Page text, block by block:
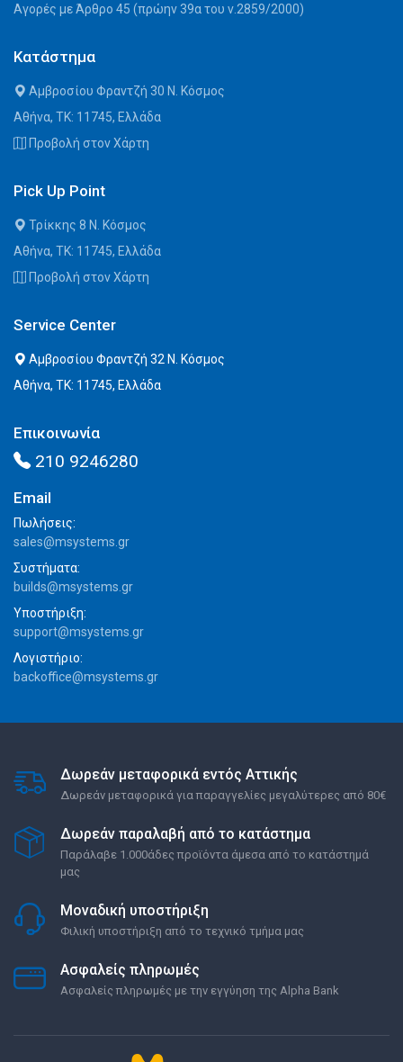
Αγορές με Άρθρο 45 (πρώην 39α του ν.2859/2000)
Κατάστημα
Αμβροσίου Φραντζή 30 Ν. Κόσμος
Αθήνα, ΤΚ: 11745, Ελλάδα
Προβολή στον Χάρτη
Pick Up Point
Τρίκκης 8 Ν. Κόσμος
Αθήνα, ΤΚ: 11745, Ελλάδα
Προβολή στον Χάρτη
Service Center
Αμβροσίου Φραντζή 32 Ν. Κόσμος
Αθήνα, ΤΚ: 11745, Ελλάδα
Επικοινωνία
210 9246280
Email
Πωλήσεις:
sales@msystems.gr
Συστήματα:
builds@msystems.gr
Υποστήριξη:
support@msystems.gr
Λογιστήριο:
backoffice@msystems.gr
Δωρεάν μεταφορικά εντός Αττικής
Δωρεάν μεταφορικά για παραγγελίες μεγαλύτερες από 80€
Δωρεάν παραλαβή από το κατάστημα
Παράλαβε 1.000άδες προϊόντα άμεσα από το κατάστημά
μας
Μοναδική υποστήριξη
Φιλική υποστήριξη από το τεχνικό τμήμα μας
Ασφαλείς πληρωμές
Ασφαλείς πληρωμές με την εγγύηση της Alpha Bank